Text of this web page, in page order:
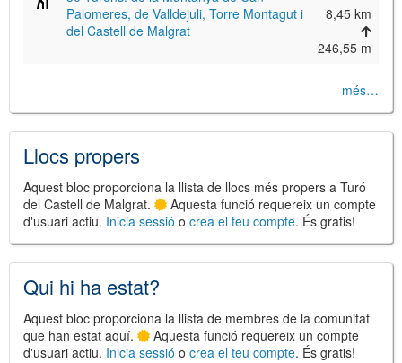
©
Leaflet
JS library for interactive maps
Palomeres, de Valldejuli, Torre Montagut i
del Castell de Malgrat
8,45 km
246,55 m
més…
Llocs propers
Aquest bloc proporciona la llista de llocs més propers a Turó
del Castell de Malgrat.
Aquesta funció requereix un compte
d'usuari actiu. Inicia sessió o crea el teu compte. És gratis!
Qui hi ha estat?
Aquest bloc proporciona la llista de membres de la comunitat
que han estat aquí.
Aquesta funció requereix un compte
d'usuari actiu. Inicia sessió o crea el teu compte. És gratis!